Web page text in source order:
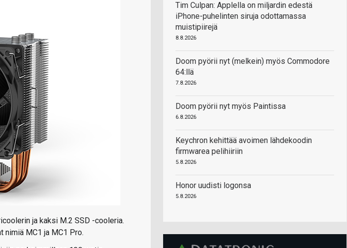
ja kaksi M.2 SSD -cooleria.
MC1 ja MC1 Pro.
Tim Culpan: Applella on miljardin edestä
iPhone-puhelinten siruja odottamassa
muistipiirejä
8.8.2026
Doom pyörii nyt (melkein) myös Commodore
64:llä
7.8.2026
Doom pyörii nyt myös Paintissa
6.8.2026
Keychron kehittää avoimen lähdekoodin
firmwarea pelihiiriin
5.8.2026
Honor uudisti logonsa
5.8.2026